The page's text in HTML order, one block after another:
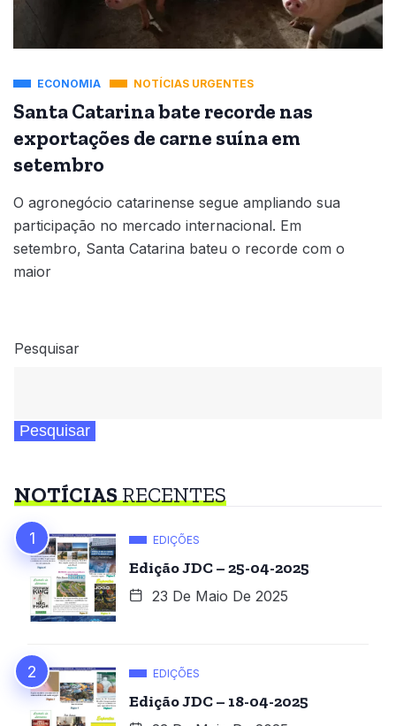
ECONOMIA NOTÍCIAS URGENTES
Santa Catarina bate recorde nas
exportações de carne suína em
setembro
O agronegócio catarinense segue ampliando sua
participação no mercado internacional. Em
setembro, Santa Catarina bateu o recorde com o
maior
Pesquisar
Pesquisar
NOTÍCIASRECENTES
EDIÇÕES
Edição JDC – 25-04-2025
23 De Maio De 2025
EDIÇÕES
Edição JDC – 18-04-2025